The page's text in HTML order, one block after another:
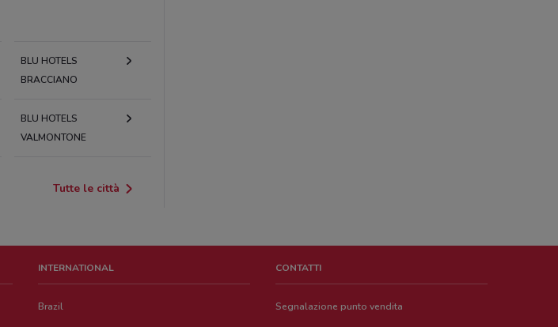
BLU HOTELS
BRACCIANO
BLU HOTELS
VALMONTONE
Tutte le città
INTERNATIONAL
Brazil
CONTATTI
Segnalazione punto vendita